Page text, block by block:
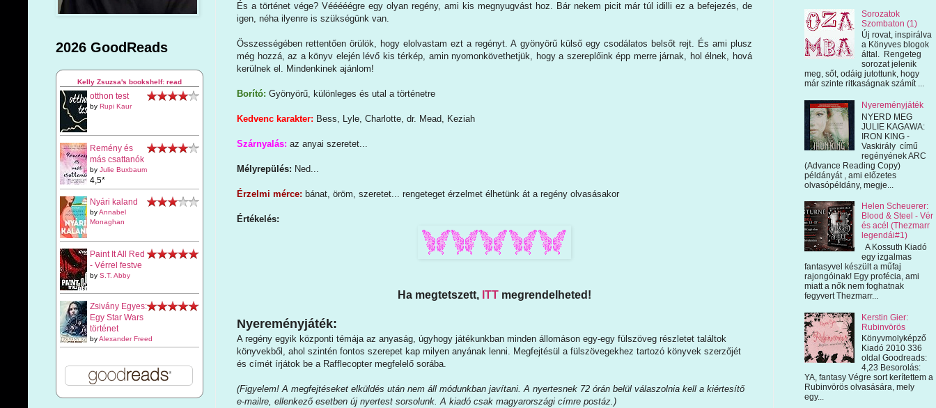
És a történet vége? Vééééégre egy olyan regény, ami kis megnyugvást hoz. Bár nekem picit már túl idilli ez a befejezés, de
igen, néha ilyenre is szükségünk van.
Összességében rettentően örülök, hogy elolvastam ezt a regényt. A gyönyörű külső egy csodálatos belsőt rejt. És ami plusz
még hozzá, az a könyv elején lévő kis térkép, amin nyomonkövethetjük, hogy a szereplőink épp merre járnak, hol élnek, hová
kerülnek el. Mindenkinek ajánlom!
Borító: Gyönyörű, különleges és utal a történetre
Kedvenc karakter: Bess, Lyle, Charlotte, dr. Mead, Keziah
Szárnyalás: az anyai szeretet...
Mélyrepülés: Ned...
Érzelmi mérce: bánat, öröm, szeretet... rengeteget érzelmet élhetünk át a regény olvasásakor
Értékelés:
Ha megtetszett, ITT megrendelheted!
Nyereményjáték:
A regény egyik központi témája az anyaság, úgyhogy játékunkban minden állomáson egy-egy fülszöveg részletet találtok
könyvekből, ahol szintén fontos szerepet kap milyen anyának lenni. Megfejtésül a fülszövegekhez tartozó könyvek szerzőjét
és címét írjátok be a Rafflecopter megfelelő sorába.
(Figyelem! A megfejtéseket elküldés után nem áll módunkban javítani. A nyertesnek 72 órán belül válaszolnia kell a kiértesítő
e-mailre, ellenkező esetben új nyertest sorsolunk. A kiadó csak magyarországi címre postáz.)
2026 GoodReads
Kelly Zsuzsa's bookshelf: read
otthon test
by Rupi Kaur
Remény és
más csattanók
by Julie Buxbaum
4,5*
Nyári kaland
byAnnabel
Monaghan
Paint It All Red
- Vérrel festve
by S.T. Abby
Zsivány Egyes:
Egy Star Wars
történet
byAlexander Freed
Sorozatok
Szombaton (1)
Új rovat, inspirálva
a Könyves blogok
által. Rengeteg
sorozat jelenik
meg, sőt, odáig jutottunk, hogy
már szinte ritkaságnak számít ...
Nyereményjáték
NYERD MEG
JULIE KAGAWA:
IRON KING -
Vaskirály című
regényének ARC
(Advance Reading Copy)
példányát , ami előzetes
olvasópéldány, megje...
Helen Scheuerer:
Blood & Steel - Vér
és acél (Thezmarr
legendái#1)
A Kossuth Kiadó
egy izgalmas
fantasyvel készült a műfaj
rajongóinak! Egy profécia, ami
miatt a nők nem foghatnak
fegyvert Thezmarr...
Kerstin Gier:
Rubinvörös
Könyvmolyképző
Kiadó 2010 336
oldal Goodreads:
4,23 Besorolás:
YA, fantasy Végre sort kerítettem a
Rubinvörös olvasására, mely
egy...